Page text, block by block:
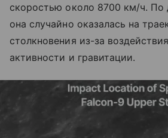
скоростью около 8700 км/ч. По
она случайно оказалась на
столкновения из-за
активности и гравитации.